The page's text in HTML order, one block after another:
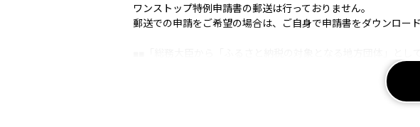
ワンストップ特例申請書の郵送は行っておりません。
郵送での申請をご希望の場合は、ご自身で申請書をダウンロー
福岡県篠栗町は総務大臣の指定により、これまで通りふるさと
引き続き篠栗町を応援していただきますよう、よろしくお願い